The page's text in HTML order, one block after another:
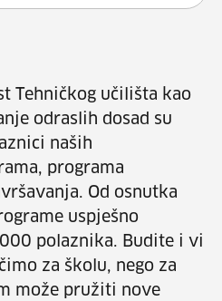
Tehničkog učilišta kao
odraslih dosad su
naših
programa
Od osnutka
uspješno
polaznika. Budite i vi
za školu, nego za
može pružiti nove